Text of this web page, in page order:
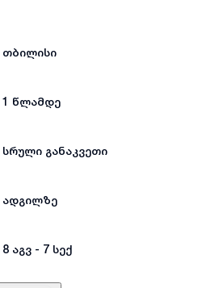
თბილისი
1 წლამდე
სრული განაკვეთი
ადგილზე
8 აგვ - 7 სექ